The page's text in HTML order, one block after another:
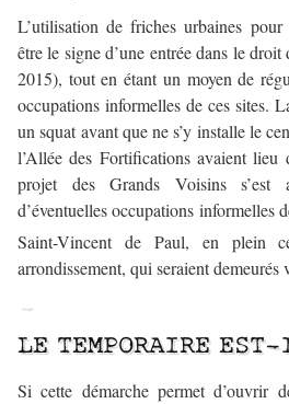
L’utilisation de friches urbaines pour
être le signe d’une entrée dans le
2015), tout en étant un moyen de
occupations informelles de ces sites.
un squat avant que ne s’y installe le
l’Allée des Fortifications avaient
projet des Grands Voisins s’est
d’éventuelles occupations informelles
Saint-Vincent de Paul, en plein
arrondissement, qui seraient demeurés
–
LE TEMPORAIRE
Si cette démarche permet d’ouvrir